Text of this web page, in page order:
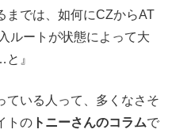
までは、如何にCZからAT
ルートが状態によって大
』
ている人って、多くなさそ
トの トニーさんのコラムで